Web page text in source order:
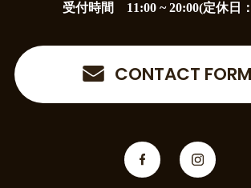
受付時間 11:00 ~ 20:00(定休日
CONTACT FORM